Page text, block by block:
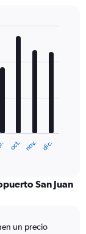
oct. nov. dic.
San Juan
un precio